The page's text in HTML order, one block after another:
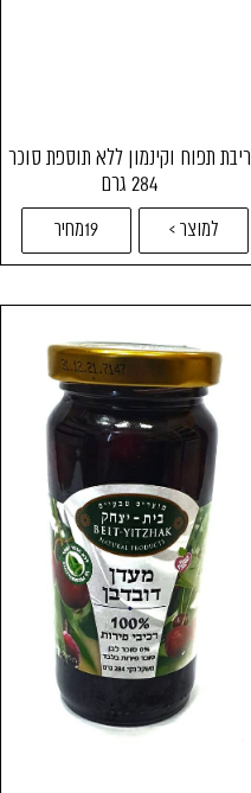
ריבת תפוח וקינמון ללא תוספת סוכר
284 גרם
למוצר > 19מחיר